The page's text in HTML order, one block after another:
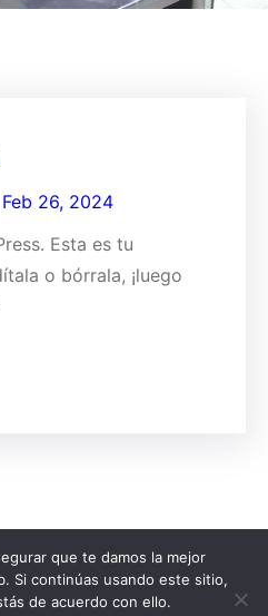
Feb 26, 2024
Esta es tu
o bórrala, ¡luego
Manacor. Todos
que te damos la mejor
Si continúas usando este sitio,
de acuerdo con ello.